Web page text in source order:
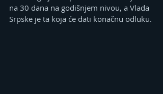
na 30 dana na godišnjem nivou, a Vlada
Srpske je ta koja će dati konačnu odluku.